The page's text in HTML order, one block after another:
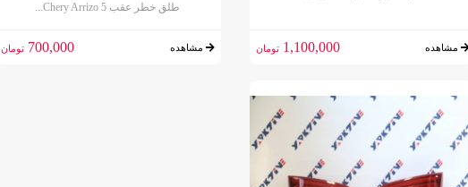
مشاهده 1,100,000 تومان
طلق خطر عقب Chery Arrizo 5...
مشاهده 700,000 تومان